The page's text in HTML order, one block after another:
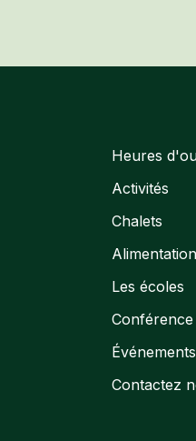
Heures
Activités
Chalets
Les écoles
Conférence
Contactez